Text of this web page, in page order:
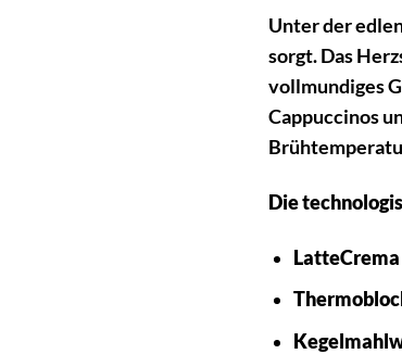
Unter der
sorgt. Das
vollmundiges
Cappuccinos
Die